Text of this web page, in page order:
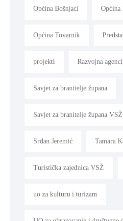
Općina Bošnjaci Općina
Općina Tovarnik
projekti Razvojna
Savjet za branitelje župana
Savjet za branitelje župana VSŽ
Srđan Jeremić Tamara
Turistička zajednica VSŽ
uo za kulturu i turizam